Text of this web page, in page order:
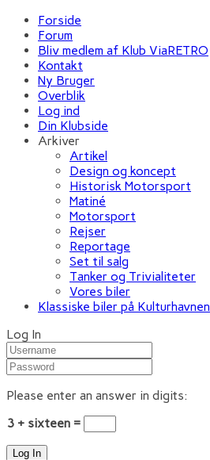
Forside
Forum
Bliv medlem af Klub ViaRETRO
Kontakt
Ny Bruger
Overblik
Log ind
Din Klubside
Arkiver
Artikel
Design og koncept
Historisk Motorsport
Matiné
Motorsport
Rejser
Reportage
Set til salg
Tanker og Trivialiteter
Vores biler
Klassiske biler på Kulturhavnen
Log In
Please enter an answer in digits:
3 + sixteen =